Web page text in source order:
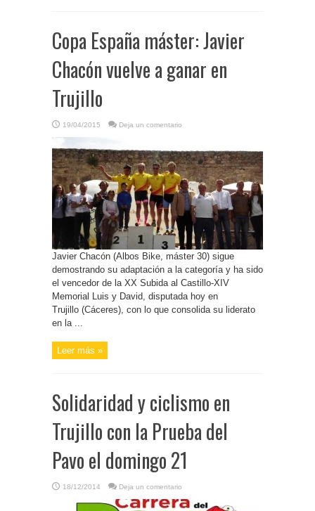
Copa España máster: Javier
Chacón vuelve a ganar en
Trujillo
19/04/2015 Deja un comentario
Javier Chacón (Albos Bike, máster 30) sigue
demostrando su adaptación a la categoría y ha sido
el vencedor de la XX Subida al Castillo-XIV
Memorial Luis y David, disputada hoy en
Trujillo (Cáceres), con lo que consolida su liderato
en la ...
Leer más »
Solidaridad y ciclismo en
Trujillo con la Prueba del
Pavo el domingo 21
18/12/2014 Deja un comentario